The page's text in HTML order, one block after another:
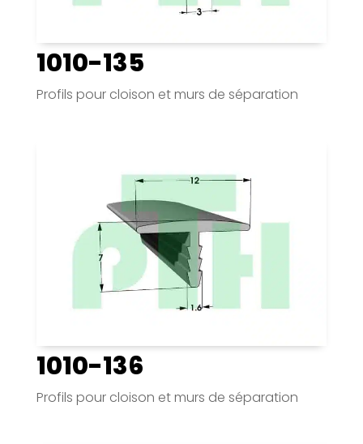
1010-135
Profils pour cloison et murs de séparation
1010-136
Profils pour cloison et murs de séparation